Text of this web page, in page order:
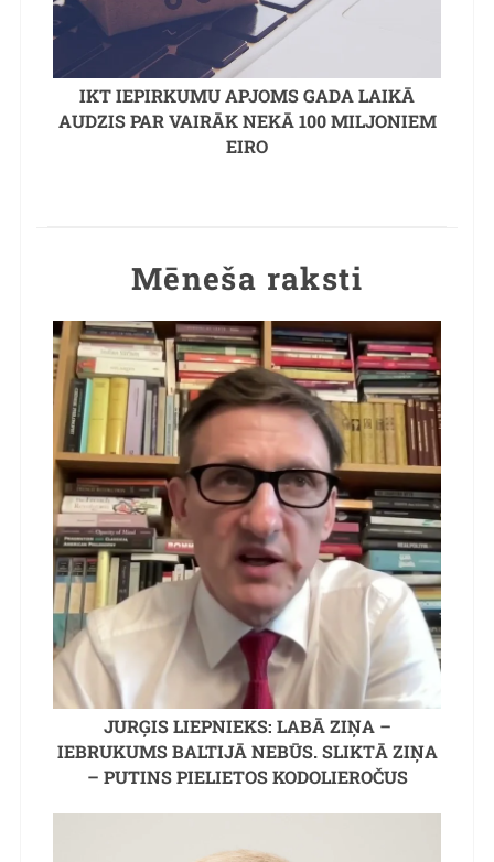
IKT IEPIRKUMU APJOMS GADA LAIKĀ
AUDZIS PAR VAIRĀK NEKĀ 100 MILJONIEM
EIRO
Mēneša raksti
JURĢIS LIEPNIEKS: LABĀ ZIŅA –
IEBRUKUMS BALTIJĀ NEBŪS. SLIKTĀ ZIŅA
– PUTINS PIELIETOS KODOLIEROČUS